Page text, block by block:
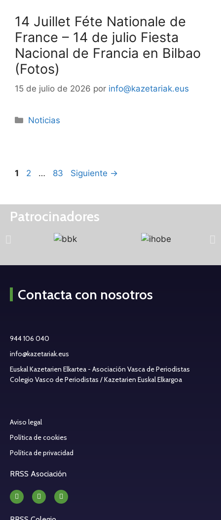
14 Juillet Féte Nationale de
France – 14 de julio Fiesta
Nacional de Francia en Bilbao
(Fotos)
15 de julio de 2026 por info@kazetariak.eus
Noticias
1 2 … 83 Siguiente →
Patrocinadores
Contacta con nosotros
944 106 040
info@kazetariak.eus
Euskal Kazetarien Elkartea - Asociación Vasca de Periodistas
Colegio Vasco de Periodistas / Kazetarien Euskal Elkargoa
Aviso legal
Política de cookies
Política de privacidad
RRSS Asociación